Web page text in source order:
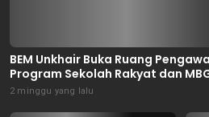
BEM Unkhair Buka Ruang
Program Sekolah Rakyat dan
2 minggu yang lalu